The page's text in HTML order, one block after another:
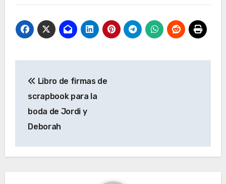
de
entradas
Libro de firmas de
scrapbook para la
boda de Jordi y
Deborah